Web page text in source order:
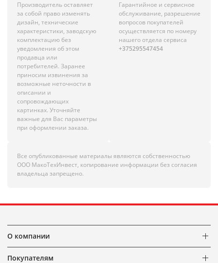
Производитель оставляет
за собой право изменять
дизайн, технические
характеристики, заводскую
комплектацию без
уведомления об этом
продавца или
потребителей. Заранее
приносим извинения за
возможные неточности в
описании и
сопровождающих
картинках. Уточняйте
важные для Вас параметры
при оформлении заказа.
Гарантийное и сервисное
обслуживание, разрешение
вопросов покупателей
осуществляется по номеру
нашего отдела сервиса
+375295547454
Все опубликованные материалы являются собственностью
ООО МакоТехИнвест, копирование информации без согласия
владельца запрещено.
О компании
Покупателям